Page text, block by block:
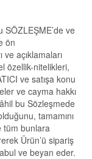
ve
ön
açıklamaları
özellik-nitelikleri,
ve satışa konu
ve cayma hakkı
bu Sözleşmede
tamamını
tüm bunlara
Ürün’ü sipariş
ve beyan eder.